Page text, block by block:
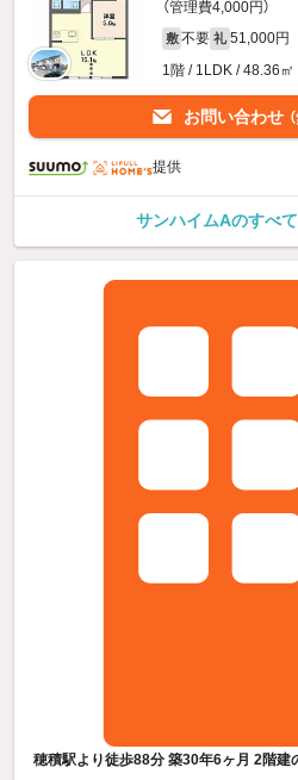
（管理費4,000円）
敷 不要 礼 51,000円
1階 / 1LDK / 48.36㎡
お問い合わせ
提供
サンハイムAのすべ
穂積駅より徒歩88分 築30年6ヶ月 2階建